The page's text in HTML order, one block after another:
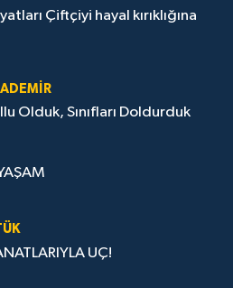
Çiftçiyi hayal kırıklığına
Olduk, Sınıfları Doldurduk
UÇ!